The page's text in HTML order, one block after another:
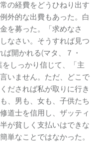
の経費をどうひねり出す
外的な出費もあった。白
を募った。「求めなさ
なさい。そうすれば見つ
開かれる(マタ、７・
しっかり信じて、「主
いません。ただ、どこで
だされば私が取りに行き
、男も、女も、子供たち
道士を信用し、ザッティ
が貧しく支払いはできな
単なことではなかった。